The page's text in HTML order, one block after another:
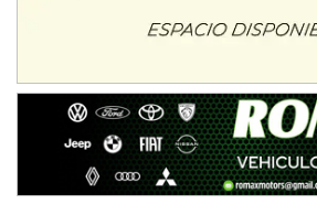
Moto Club Reginense (Tierra)
Gral. E. Godoy (Río Negro)
CSK - F7
Juventud Unida (Tierra)
Humboldt (Santa Fe)